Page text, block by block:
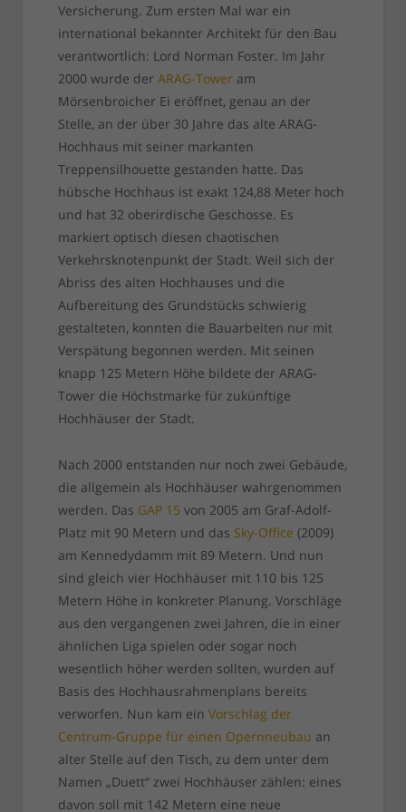
Versicherung. Zum ersten Mal war ein
international bekannter Architekt für den Bau
verantwortlich: Lord Norman Foster. Im Jahr
2000 wurde der ARAG-Toweram
Mörsenbroicher Ei eröffnet, genau an der
Stelle, an der über 30 Jahre das alte ARAG-
Hochhaus mit seiner markanten
Treppensilhouette gestanden hatte. Das
hübsche Hochhaus ist exakt 124,88 Meter hoch
und hat 32 oberirdische Geschosse. Es
markiert optisch diesen chaotischen
Verkehrsknotenpunkt der Stadt. Weil sich der
Abriss des alten Hochhauses und die
Aufbereitung des Grundstücks schwierig
gestalteten, konnten die Bauarbeiten nur mit
Verspätung begonnen werden. Mit seinen
knapp 125 Metern Höhe bildete der ARAG-
Tower die Höchstmarke für zukünftige
Hochhäuser der Stadt.
Nach 2000 entstanden nur noch zwei Gebäude,
die allgemein als Hochhäuser wahrgenommen
werden. Das GAP 15 von 2005 am Graf-Adolf-
Platz mit 90 Metern und das Sky-Office (2009)
am Kennedydamm mit 89 Metern. Und nun
sind gleich vier Hochhäuser mit 110 bis 125
Metern Höhe in konkreter Planung. Vorschläge
aus den vergangenen zwei Jahren, die in einer
ähnlichen Liga spielen oder sogar noch
wesentlich höher werden sollten, wurden auf
Basis des Hochhausrahmenplans bereits
verworfen. Nun kam ein Vorschlag der
Centrum-Gruppe für einen Opernneubau an
alter Stelle auf den Tisch, zu dem unter dem
Namen „Duett“ zwei Hochhäuser zählen: eines
davon soll mit 142 Metern eine neue